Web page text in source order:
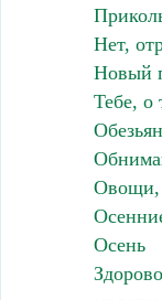
Нет,
Новый
Тебе, о
Овощи,
Осень